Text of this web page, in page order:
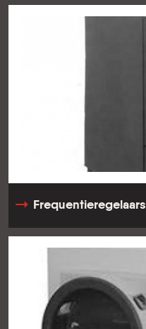
Frequentieregelaars